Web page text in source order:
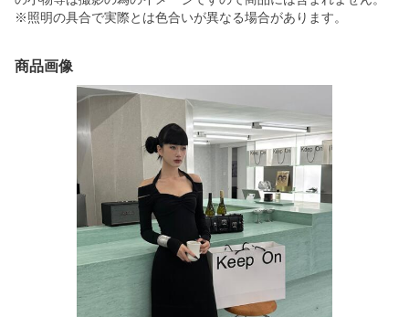
※照明の具合で実際とは色合いが異なる場合があります。
商品画像